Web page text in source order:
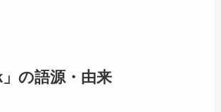
の語源・由来